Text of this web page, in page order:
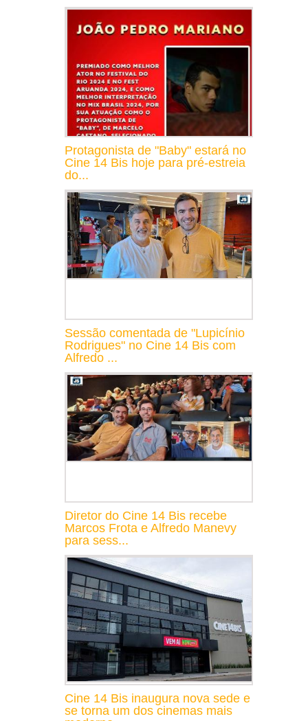
Protagonista de "Baby" estará no
Cine 14 Bis hoje para pré-estreia
do...
Sessão comentada de "Lupicínio
Rodrigues" no Cine 14 Bis com
Alfredo ...
Diretor do Cine 14 Bis recebe
Marcos Frota e Alfredo Manevy
para sess...
Cine 14 Bis inaugura nova sede e
se torna um dos cinemas mais